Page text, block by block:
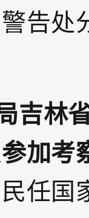
告处
吉林
加考
任国